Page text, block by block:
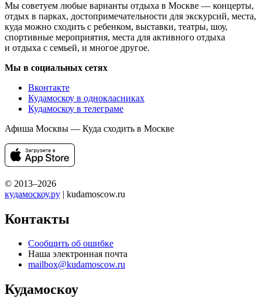
Мы советуем любые варианты отдыха в Москве — концерты,
отдых в парках, достопримечательности для экскурсий, места,
куда можно сходить с ребенком, выставки, театры, шоу,
спортивные мероприятия, места для активного отдыха
и отдыха с семьей, и многое другое.
Мы в социальных сетях
Вконтакте
Кудамоскоу в однокласниках
Кудамоскоу в телеграме
Афиша Москвы — Куда сходить в Москве
© 2013–2026
кудамоскоу.ру | kudamoscow.ru
Контакты
Сообщить об ошибке
Наша электронная почта
mailbox@kudamoscow.ru
Кудамоскоу